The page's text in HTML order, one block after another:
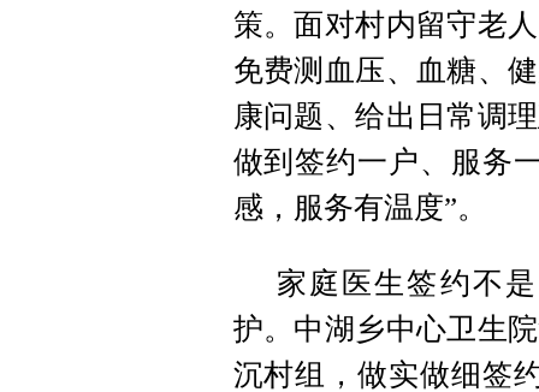
策。面对村内留守老
免费测血压、血糖、
康问题、给出日常调
做到签约一户、服务
感，服务有温度”。
家庭医生签约不
护。中湖乡中心卫生
沉村组，做实做细签